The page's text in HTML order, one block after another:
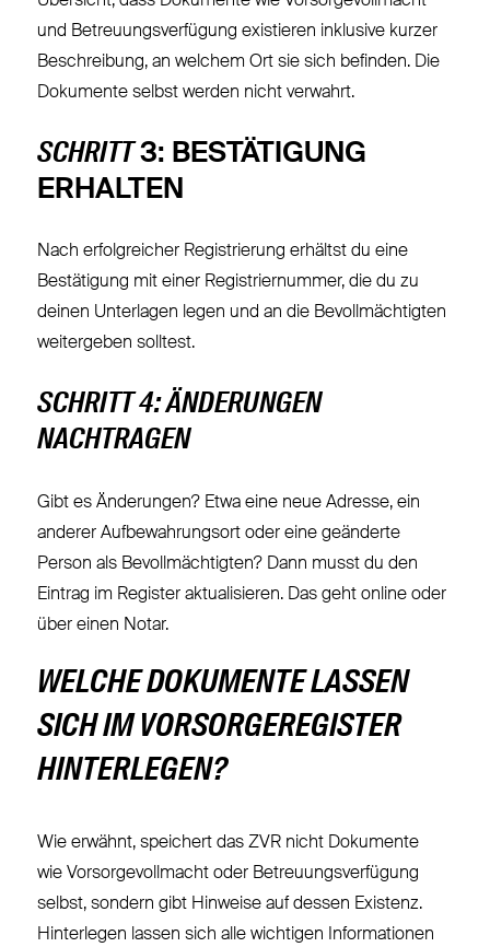
und Betreuungsverfügung existieren inklusive kurzer
Beschreibung, an welchem Ort sie sich befinden. Die
Dokumente selbst werden nicht verwahrt.
SCHRITT 3: BESTÄTIGUNG
ERHALTEN
Nach erfolgreicher Registrierung erhältst du eine
Bestätigung mit einer Registriernummer, die du zu
deinen Unterlagen legen und an die Bevollmächtigten
weitergeben solltest.
SCHRITT 4: ÄNDERUNGEN
NACHTRAGEN
Gibt es Änderungen? Etwa eine neue Adresse, ein
anderer Aufbewahrungsort oder eine geänderte
Person als Bevollmächtigten? Dann musst du den
Eintrag im Register aktualisieren. Das geht online oder
über einen Notar.
WELCHE DOKUMENTE LASSEN
SICH IM VORSORGEREGISTER
HINTERLEGEN?
Wie erwähnt, speichert das ZVR nicht Dokumente
wie Vorsorgevollmacht oder Betreuungsverfügung
selbst, sondern gibt Hinweise auf dessen Existenz.
Hinterlegen lassen sich alle wichtigen Informationen